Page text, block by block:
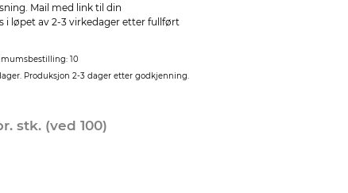
Mail med link til din
i løpet av 2-3 virkedager etter fullført
10
Produksjon 2-3 dager etter godkjenning.
stk. (ved 100)